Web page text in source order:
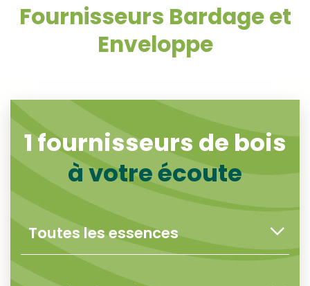
Fournisseurs Bardage et
Enveloppe
1fournisseurs de bois
à votre écoute